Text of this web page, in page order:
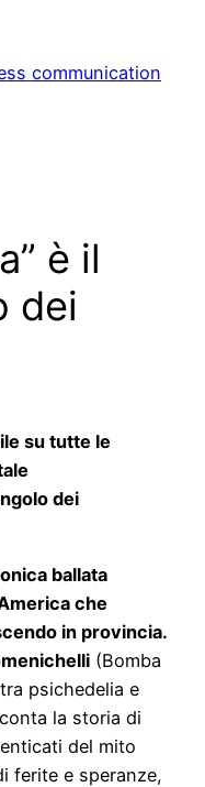
communication
è il
dei
su tutte le
dei
ballata
che
in provincia.
(Bomba
psichedelia e
la storia di
del mito
ferite e speranze,